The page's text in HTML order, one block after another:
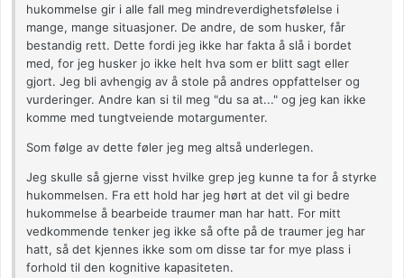
hukommelse gir i alle fall meg mindreverdighetsfølelse i
mange, mange situasjoner. De andre, de som husker, får
bestandig rett. Dette fordi jeg ikke har fakta å slå i bordet
med, for jeg husker jo ikke helt hva som er blitt sagt eller
gjort. Jeg bli avhengig av å stole på andres oppfattelser og
vurderinger. Andre kan si til meg "du sa at..." og jeg kan ikke
komme med tungtveiende motargumenter.
Som følge av dette føler jeg meg altså underlegen.
Jeg skulle så gjerne visst hvilke grep jeg kunne ta for å styrke
hukommelsen. Fra ett hold har jeg hørt at det vil gi bedre
hukommelse å bearbeide traumer man har hatt. For mitt
vedkommende tenker jeg ikke så ofte på de traumer jeg har
hatt, så det kjennes ikke som om disse tar for mye plass i
forhold til den kognitive kapasiteten.